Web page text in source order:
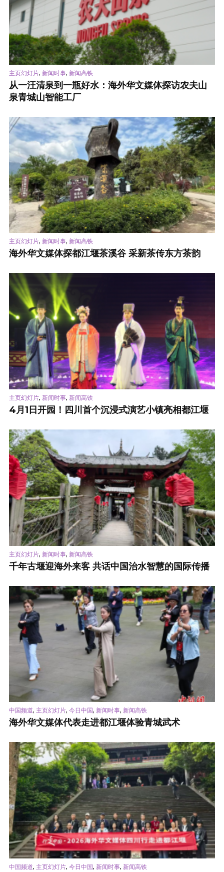
主页幻灯片, 新闻时事, 新闻高铁
从一汪清泉到一瓶好水：海外华文媒体探访农夫山
泉青城山智能工厂
主页幻灯片, 新闻时事, 新闻高铁
海外华文媒体探都江堰茶溪谷 采新茶传东方茶韵
主页幻灯片, 新闻时事, 新闻高铁
4月1日开园！四川首个沉浸式演艺小镇亮相都江堰
主页幻灯片, 新闻时事, 新闻高铁
千年古堰迎海外来客 共话中国治水智慧的国际传播
中国频道, 主页幻灯片, 今日中国, 新闻时事, 新闻高铁
海外华文媒体代表走进都江堰体验青城武术
中国频道, 主页幻灯片, 今日中国, 新闻时事, 新闻高铁